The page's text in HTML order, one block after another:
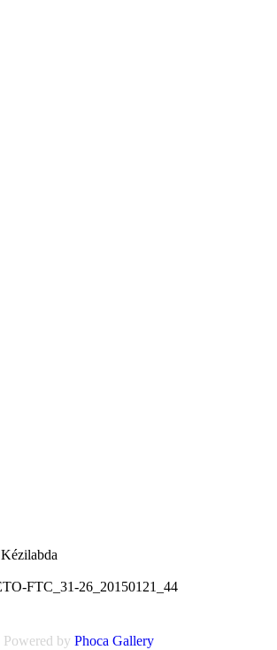
Kézilabda
Powered by Phoca Gallery